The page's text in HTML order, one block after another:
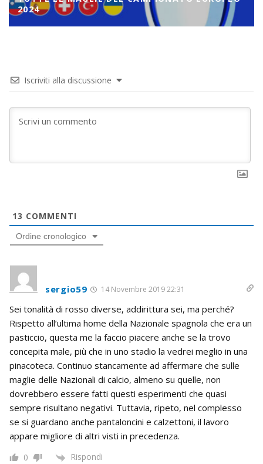
2024
Iscriviti alla discussione
13 COMMENTI
Ordine cronologico
sergio59 14 Novembre 2019 22:31
Sei tonalità di rosso diverse, addirittura sei, ma perché?
Rispetto all’ultima home della Nazionale spagnola che era un
pasticcio, questa me la faccio piacere anche se la trovo
concepita male, più che in uno stadio la vedrei meglio in una
pinacoteca. Continuo stancamente ad affermare che sulle
maglie delle Nazionali di calcio, almeno su quelle, non
dovrebbero essere fatti questi esperimenti che quasi
sempre risultano negativi. Tuttavia, ripeto, nel complesso
se si guardano anche pantaloncini e calzettoni, il lavoro
appare migliore di altri visti in precedenza.
0 Rispondi